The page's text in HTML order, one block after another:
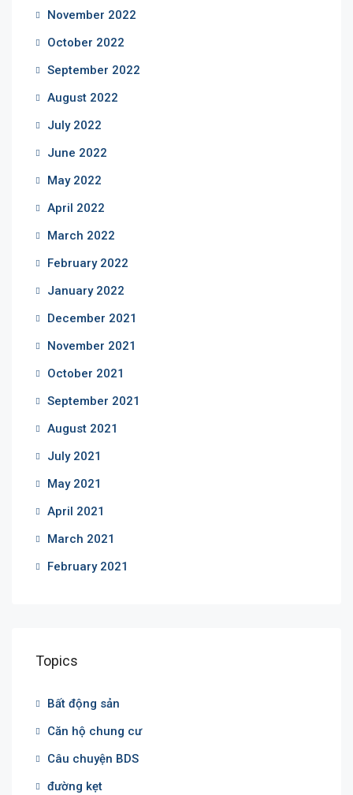
November 2022
October 2022
September 2022
August 2022
July 2022
June 2022
May 2022
April 2022
March 2022
February 2022
January 2022
December 2021
November 2021
October 2021
September 2021
August 2021
July 2021
May 2021
April 2021
March 2021
February 2021
Topics
Bất động sản
Căn hộ chung cư
Câu chuyện BDS
đường kẹt